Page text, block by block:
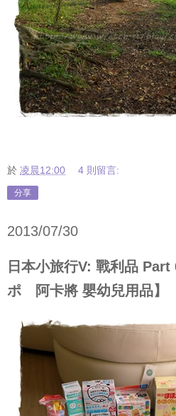
於 凌晨12:00 4 則留言:
分享
2013/07/30
日本小旅行V: 戰利品
ポ 阿卡將 嬰幼兒用品】